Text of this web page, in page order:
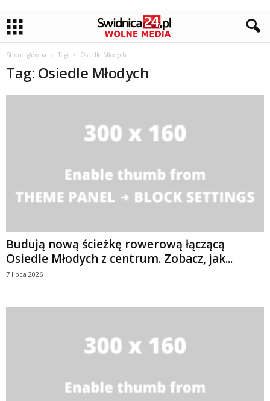
Strona główna Tagi Osiedle Młodych
Tag: Osiedle Młodych
Budują nową ścieżkę rowerową łączącą
Osiedle Młodych z centrum. Zobacz, jak...
7 lipca 2026